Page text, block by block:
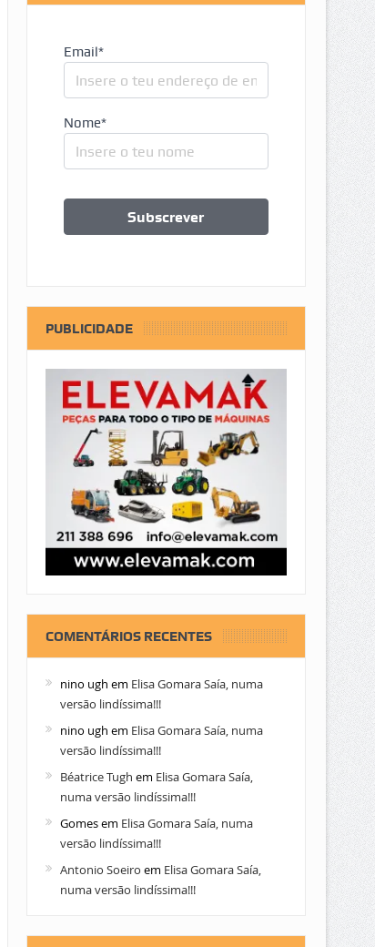
Email*
Nome*
PUBLICIDADE
COMENTÁRIOS RECENTES
nino ugh em Elisa Gomara Saía, numa
versão lindíssima!!!
nino ugh em Elisa Gomara Saía, numa
versão lindíssima!!!
Béatrice Tugh em Elisa Gomara Saía,
numa versão lindíssima!!!
Gomesem Elisa Gomara Saía, numa
versão lindíssima!!!
Antonio Soeiro em Elisa Gomara Saía,
numa versão lindíssima!!!